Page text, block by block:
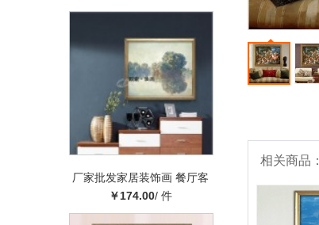
相关商品：
厂家批发家居装饰画 餐厅客
厅装饰画 倒影风景画工艺画
￥174.00/ 件